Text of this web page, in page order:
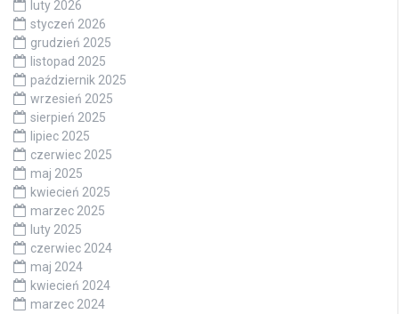
luty 2026
styczeń 2026
grudzień 2025
listopad 2025
październik 2025
wrzesień 2025
sierpień 2025
lipiec 2025
czerwiec 2025
maj 2025
kwiecień 2025
marzec 2025
luty 2025
czerwiec 2024
maj 2024
kwiecień 2024
marzec 2024